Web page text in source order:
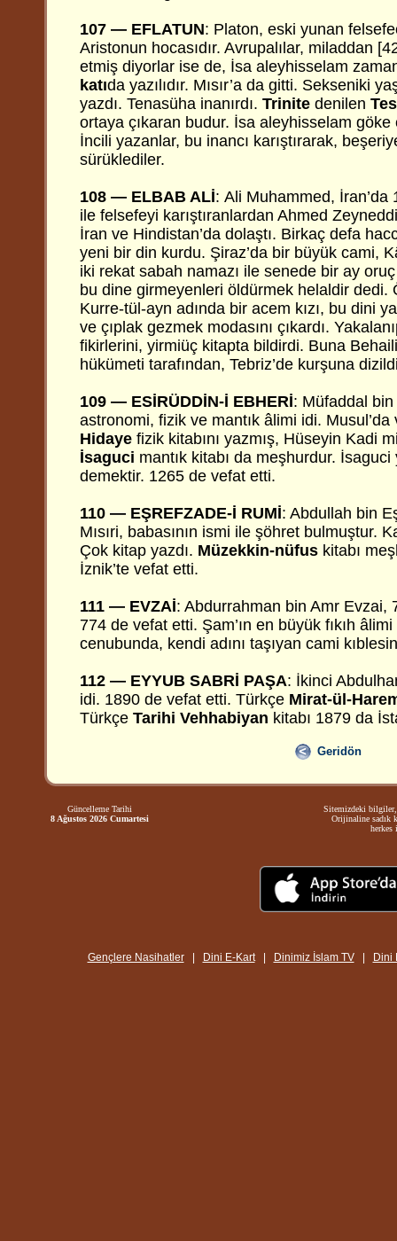
107 — EFLATUN: Platon, eski yunan
Aristonun hocasıdır. Avrupalılar, miladdan
etmiş diyorlar ise de, İsa aleyhisselam
katıda yazılıdır. Mısır’a da gitti. Sekseniki
yazdı. Tenasüha inanırdı. Trinite denilen
ortaya çıkaran budur. İsa aleyhisselam göke
İncili yazanlar, bu inancı karıştırarak,
sürüklediler.
108 — ELBAB ALİ: Ali Muhammed, İran’da
ile felsefeyi karıştıranlardan Ahmed
İran ve Hindistan’da dolaştı. Birkaç defa
yeni bir din kurdu. Şiraz’da bir büyük cami,
iki rekat sabah namazı ile senede bir ay
bu dine girmeyenleri öldürmek helaldir dedi.
Kurre-tül-ayn adında bir acem kızı, bu dini
ve çıplak gezmek modasını çıkardı.
fikirlerini, yirmiüç kitapta bildirdi. Buna
hükümeti tarafından, Tebriz’de kurşuna
109 — ESİRÜDDİN-İ EBHERİ: Müfaddal
astronomi, fizik ve mantık âlimi idi.
Hidaye fizik kitabını yazmış, Hüseyin Kadi
İsaguci mantık kitabı da meşhurdur.
demektir. 1265 de vefat etti.
110 — EŞREFZADE-İ RUMİ: Abdullah bin
Mısıri, babasının ismi ile şöhret bulmuştur.
Çok kitap yazdı. Müzekkin-nüfus kitabı
İznik’te vefat etti.
111 — EVZAİ: Abdurrahman bin Amr Evzai,
774 de vefat etti. Şam’ın en büyük fıkıh
cenubunda, kendi adını taşıyan cami
112 — EYYUB SABRİ PAŞA: İkinci
idi. 1890 de vefat etti. Türkçe Mirat-ül-
Türkçe Tarihi Vehhabiyan kitabı 1879 da
Geridön
Güncelleme Tarihi
8 Ağustos 2026 Cumartesi
Sitemizdeki bilgiler,
Orijinaline sadık
herkes
Gençlere Nasihatler| Dini E-Kart| Dinimiz İslam TV| Dini